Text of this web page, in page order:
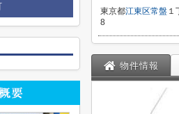
東京都江東区常盤 １
8
物件情報